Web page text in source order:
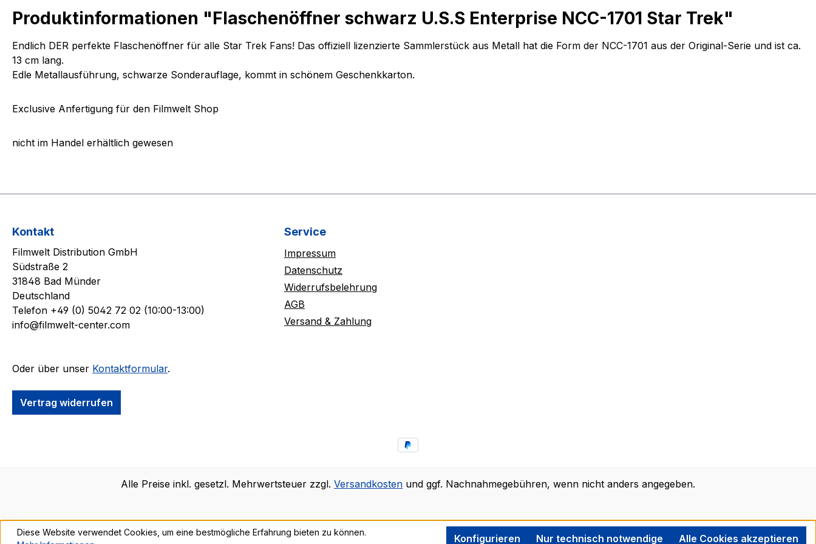
Produktinformationen "Flaschenöffner schwarz U.S.S Enterprise NCC-1701 Star Trek"
Endlich DER perfekte Flaschenöffner für alle Star Trek Fans! Das offiziell lizenzierte Sammlerstück aus Metall hat die Form der NCC-1701 aus der Original-Serie und ist ca.
13 cm lang.
Edle Metallausführung, schwarze Sonderauflage, kommt in schönem Geschenkkarton.
Exclusive Anfertigung für den Filmwelt Shop
nicht im Handel erhältlich gewesen
Kontakt
Filmwelt Distribution GmbH
Südstraße 2
31848 Bad Münder
Deutschland
Telefon +49 (0) 5042 72 02 (10:00-13:00)
info@filmwelt-center.com
Oder über unser Kontaktformular.
Vertrag widerrufen
Service
Impressum
Datenschutz
Widerrufsbelehrung
AGB
Versand & Zahlung
Alle Preise inkl. gesetzl. Mehrwertsteuer zzgl. Versandkosten und ggf. Nachnahmegebühren, wenn nicht anders angegeben.
Diese Website verwendet Cookies, um eine bestmögliche Erfahrung bieten zu können.
Nur technisch notwendige
Konfigurieren Alle Cookies akzeptieren